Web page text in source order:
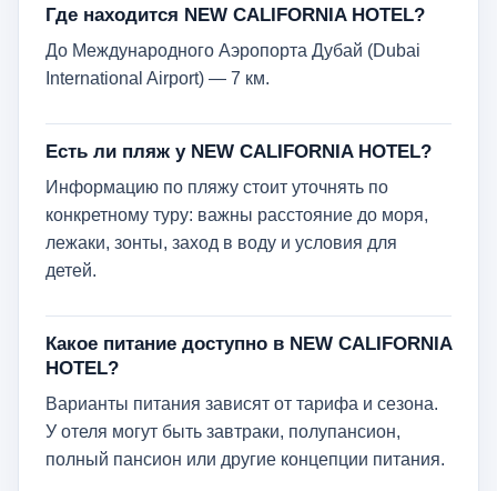
Где находится NEW CALIFORNIA HOTEL?
До Международного Аэропорта Дубай (Dubai
International Airport) — 7 км.
Есть ли пляж у NEW CALIFORNIA HOTEL?
Информацию по пляжу стоит уточнять по
конкретному туру: важны расстояние до моря,
лежаки, зонты, заход в воду и условия для
детей.
Какое питание доступно в NEW CALIFORNIA
HOTEL?
Варианты питания зависят от тарифа и сезона.
У отеля могут быть завтраки, полупансион,
полный пансион или другие концепции питания.